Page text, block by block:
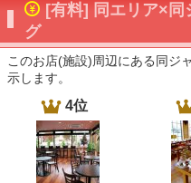
[有料] 同エリア×同
グ
このお店(施設)周辺にある同ジ
示します。
4位